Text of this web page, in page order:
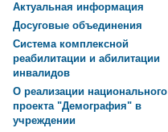
Актуальная информация
Досуговые объединения
Система комплексной
реабилитации и абилитации
инвалидов
О реализации национального
проекта "Демография" в
учреждении